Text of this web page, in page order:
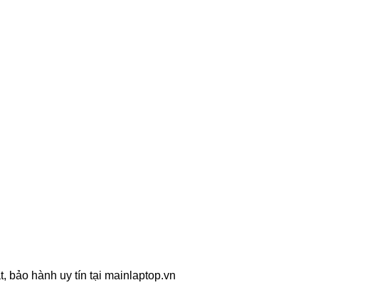
bảo hành uy tín tại mainlaptop.vn